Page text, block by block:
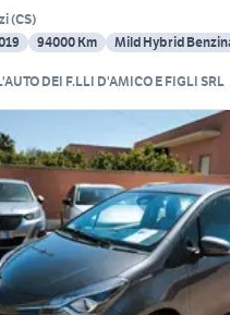
(CS)
94000 Km Mild Hybrid
DEI F.LLI D'AMICO E FIGLI SRL